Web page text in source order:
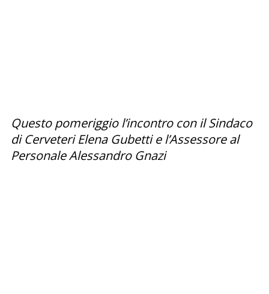
Questo pomeriggio l’incontro con il Sindaco
di Cerveteri Elena Gubetti e l’Assessore al
Personale Alessandro Gnazi